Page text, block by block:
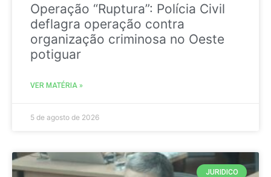
Operação “Ruptura”: Polícia Civil
deflagra operação contra
organização criminosa no Oeste
potiguar
VER MATÉRIA »
5 de agosto de 2026
JURIDICO